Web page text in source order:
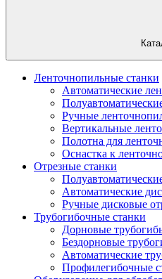
Ленточнопильные станки
Автоматические
Ручные
Вертикальные
Полотна для
Оснастка к
Отрезные станки
Автоматические
Ручные дисковые
Трубогибочные станки
Дорновые
Бездорновые
Автоматические
Профилегибочные